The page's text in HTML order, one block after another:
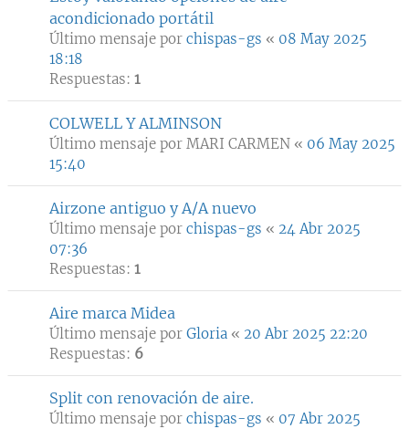
acondicionado portátil
Último mensaje por chispas-gs « 08 May 2025
18:18
Respuestas: 1
COLWELL Y ALMINSON
Último mensaje por MARI CARMEN « 06 May 2025
15:40
Airzone antiguo y A/A nuevo
Último mensaje por chispas-gs « 24 Abr 2025
07:36
Respuestas: 1
Aire marca Midea
Último mensaje por Gloria « 20 Abr 2025 22:20
Respuestas: 6
Split con renovación de aire.
Último mensaje por chispas-gs « 07 Abr 2025